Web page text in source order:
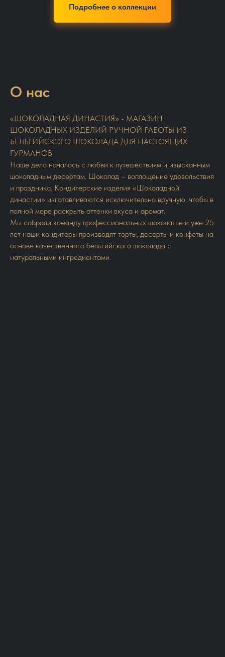
Подробнее о коллекции
О нас
«ШОКОЛАДНАЯ ДИНАСТИЯ» - МАГАЗИН
ШОКОЛАДНЫХ ИЗДЕЛИЙ РУЧНОЙ РАБОТЫ ИЗ
БЕЛЬГИЙСКОГО ШОКОЛАДА ДЛЯ НАСТОЯЩИХ
ГУРМАНОВ
Наше дело началось с любви к путешествиям и изысканным
шоколадным десертам. Шоколад – воплощение удовольствия
и праздника. Кондитерские изделия «Шоколадной
династии» изготавливаются исключительно вручную, чтобы в
полной мере раскрыть оттенки вкуса и аромат.
Мы собрали команду профессиональных шоколатье и уже 25
лет наши кондитеры производят торты, десерты и конфеты на
основе качественного бельгийского шоколада с
натуральными ингредиентами.